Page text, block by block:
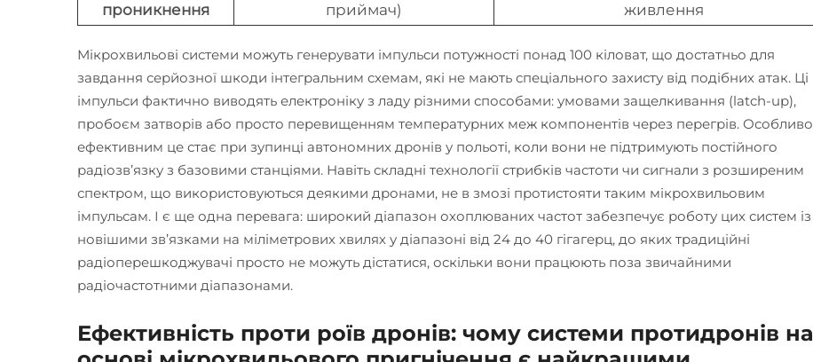
проникнення
приймач)
живлення
Мікрохвильові системи можуть генерувати імпульси потужності понад 100 кіловат, що достатньо для
завдання серйозної шкоди інтегральним схемам, які не мають спеціального захисту від подібних атак. Ці
імпульси фактично виводять електроніку з ладу різними способами: умовами защелкивання (latch-up),
пробоєм затворів або просто перевищенням температурних меж компонентів через перегрів. Особливо
ефективним це стає при зупинці автономних дронів у польоті, коли вони не підтримують постійного
радіозв’язку з базовими станціями. Навіть складні технології стрибків частоти чи сигнали з розширеним
спектром, що використовуються деякими дронами, не в змозі протистояти таким мікрохвильовим
імпульсам. І є ще одна перевага: широкий діапазон охоплюваних частот забезпечує роботу цих систем із
новішими зв’язками на міліметрових хвилях у діапазоні від 24 до 40 гігагерц, до яких традиційні
радіоперешкоджувачі просто не можуть дістатися, оскільки вони працюють поза звичайними
радіочастотними діапазонами.
Ефективність проти роїв дронів: чому системи протидронів на